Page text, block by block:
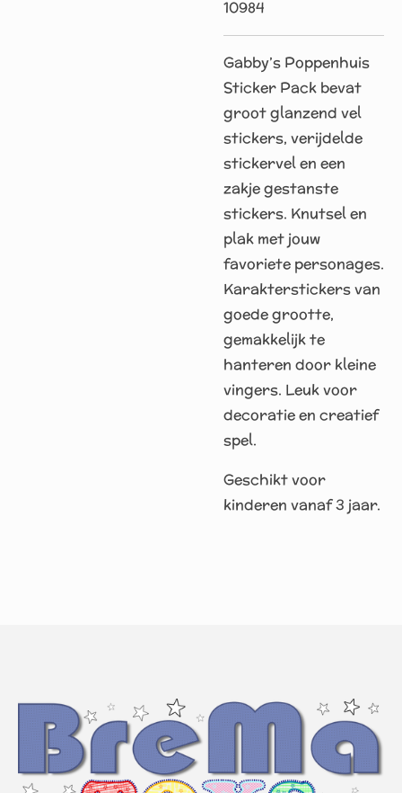
10984
Gabby’s Poppenhuis
Sticker Pack bevat
groot glanzend vel
stickers, verijdelde
stickervel en een
zakje gestanste
stickers. Knutsel en
plak met jouw
favoriete personages.
Karakterstickers van
goede grootte,
gemakkelijk te
hanteren door kleine
vingers. Leuk voor
decoratie en creatief
spel.
Geschikt voor
kinderen vanaf 3 jaar.